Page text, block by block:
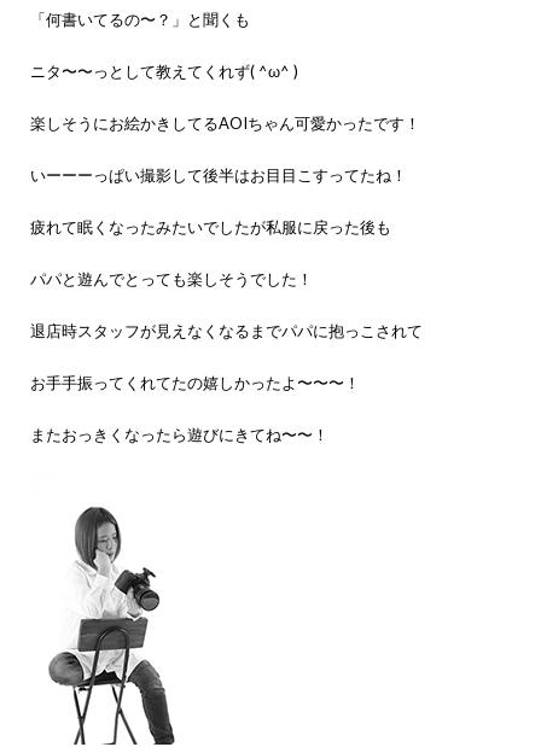
「何書いてるの〜？」と聞くも
ニタ〜〜っとして教えてくれず( ^ω^ )
楽しそうにお絵かきしてるAOIちゃん可愛かったです！
いーーーっぱい撮影して後半はお目目こすってたね！
疲れて眠くなったみたいでしたが私服に戻った後も
パパと遊んでとっても楽しそうでした！
退店時スタッフが見えなくなるまでパパに抱っこされて
お手手振ってくれてたの嬉しかったよ〜〜〜！
またおっきくなったら遊びにきてね〜〜！